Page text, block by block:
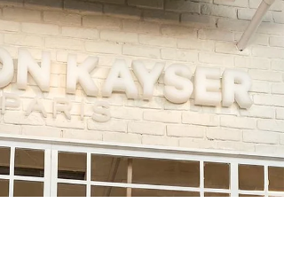
#Armand #ArmandNice #nouvelleouverture
#newopening #pec #pecdesign #pecagencement
#Nice #cotedazur #France #agencement...